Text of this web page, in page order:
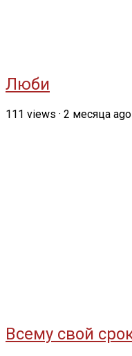
Люби
111 views · 2 месяца ago
Всему свой